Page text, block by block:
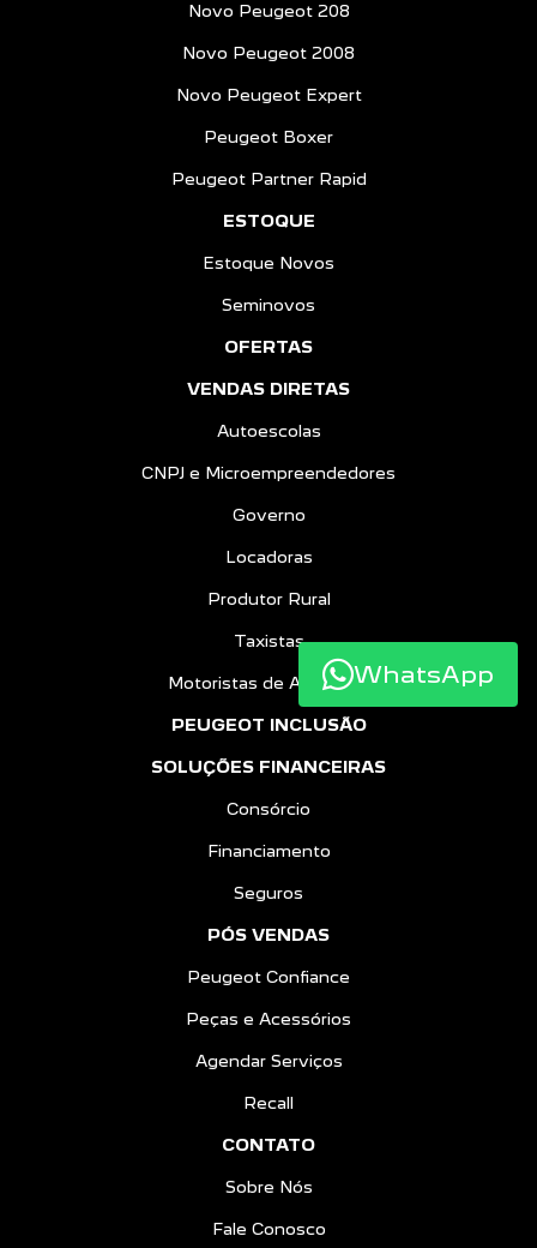
Novo Peugeot 208
Novo Peugeot 2008
Novo Peugeot Expert
Peugeot Boxer
Peugeot Partner Rapid
ESTOQUE
Estoque Novos
Seminovos
OFERTAS
VENDAS DIRETAS
Autoescolas
CNPJ e Microempreendedores
Governo
Locadoras
Produtor Rural
Taxistas
Motoristas de Aplicativo
PEUGEOT INCLUSÃO
SOLUÇÕES FINANCEIRAS
Consórcio
Financiamento
Seguros
PÓS VENDAS
Peugeot Confiance
Peças e Acessórios
Agendar Serviços
Recall
CONTATO
Sobre Nós
Fale Conosco
WhatsApp